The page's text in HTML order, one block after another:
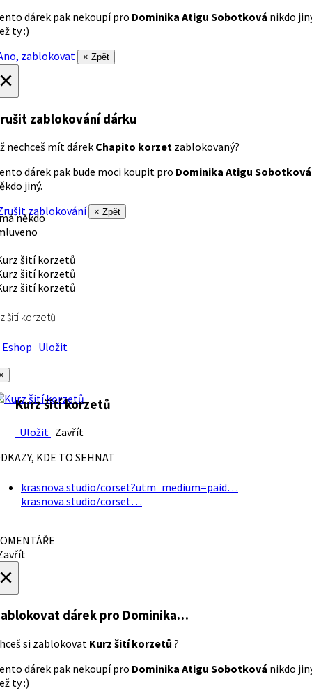
dárek pak nekoupí pro Dominika Atigu Sobotková nikdo
ty :)
zablokovat
× Zpět
zablokování dárku
nechceš mít dárek Chapito korzet zablokovaný?
dárek pak bude moci koupit pro Dominika Atigu Sobotková
jiný.
zablokování
× Zpět
někdo
šití korzetů
Uložit
Kurz šití korzetů
Uložit Zavřít
KDE TO SEHNAT
krasnova.studio/corset?utm_medium=paid…
krasnova.studio/corset…
dárek pro Dominika…
si zablokovat Kurz šití korzetů ?
dárek pak nekoupí pro Dominika Atigu Sobotková nikdo
ty :)